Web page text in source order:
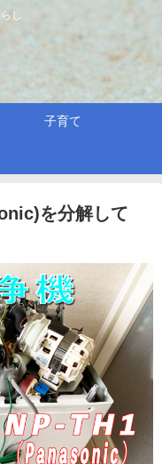
し
子育て
を分解して